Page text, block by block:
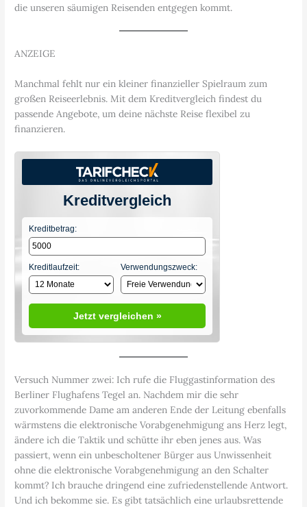
die unseren säumigen Reisenden entgegen kommt.
ANZEIGE
Manchmal fehlt nur ein kleiner finanzieller Spielraum zum
großen Reiseerlebnis. Mit dem Kreditvergleich findest du
passende Angebote, um deine nächste Reise flexibel zu
finanzieren.
Kreditvergleich
Kreditbetrag:
Kreditlaufzeit: Verwendungszweck:
Jetzt vergleichen »
Versuch Nummer zwei: Ich rufe die Fluggastinformation des
Berliner Flughafens Tegel an. Nachdem mir die sehr
zuvorkommende Dame am anderen Ende der Leitung ebenfalls
wärmstens die elektronische Vorabgenehmigung ans Herz legt,
ändere ich die Taktik und schütte ihr eben jenes aus. Was
passiert, wenn ein unbescholtener Bürger aus Unwissenheit
ohne die elektronische Vorabgenehmigung an den Schalter
kommt? Ich brauche dringend eine zufriedenstellende Antwort.
Und ich bekomme sie. Es gibt tatsächlich eine urlaubsrettende